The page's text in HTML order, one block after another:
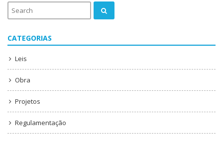
CATEGORIAS
Leis
Obra
Projetos
Regulamentação